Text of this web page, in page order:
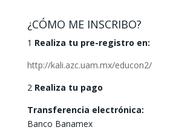
¿CÓMO ME INSCRIBO?
1 Realiza tu pre-registro en:
http://kali.azc.uam.mx/educon2/
2 Realiza tu pago
Transferencia electrónica:
Banco Banamex